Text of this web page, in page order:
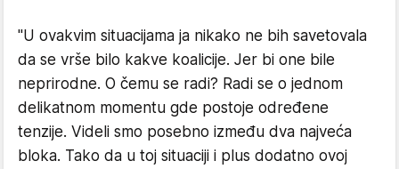
"U ovakvim situacijama ja nikako ne bih savetovala
da se vrše bilo kakve koalicije. Jer bi one bile
neprirodne. O čemu se radi? Radi se o jednom
delikatnom momentu gde postoje određene
tenzije. Videli smo posebno između dva najveća
bloka. Tako da u toj situaciji i plus dodatno ovoj